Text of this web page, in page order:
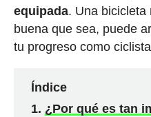
equipada. Una bicicleta
buena que sea, puede
tu progreso como
Índice
¿Por qué es tan